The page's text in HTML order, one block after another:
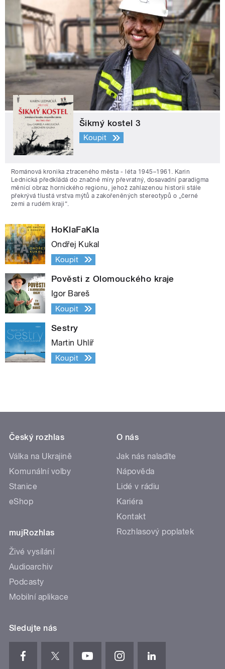
Šikmý kostel 3
Koupit
Románová kronika ztraceného města - léta 1945–1961. Karin
Lednická předkládá do značné míry převratný, dosavadní paradigma
měnící obraz hornického regionu, jehož zahlazenou historii stále
překrývá tlustá vrstva mýtů a zakořeněných stereotypů o „černé
zemi a rudém kraji“.
HoKlaFaKla
Ondřej Kukal
Koupit
Pověsti z Olomouckého kraje
Igor Bareš
Koupit
Sestry
Martin Uhlíř
Koupit
Český rozhlas
Válka na Ukrajině
Komunální volby
Stanice
eShop
mujRozhlas
Živé vysílání
Audioarchiv
Podcasty
Mobilní aplikace
O nás
Jak nás naladíte
Nápověda
Lidé v rádiu
Kariéra
Kontakt
Rozhlasový poplatek
Sledujte nás